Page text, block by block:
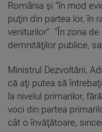
România şi ”în mod
puţin din partea lor, în
veniturilor”. ”În zona
demnităţilor publice,
Ministrul Dezvoltării,
că aţi putea să
la nivelul primarilor,
voci din partea
cât o învăţătoare,